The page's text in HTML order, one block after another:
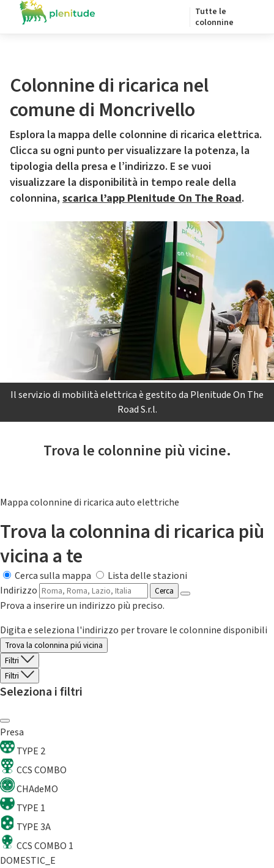
Tutte le
colonnine
Colonnine di ricarica nel
comune di Moncrivello
Esplora la mappa delle colonnine di ricarica elettrica.
Clicca su ogni punto per visualizzare la potenza, la
tipologia della presa e l’indirizzo. E se vuoi
visualizzare la disponibilità in tempo reale della
colonnina, scarica l’app Plenitude On The Road.
Il servizio di mobilità elettrica è gestito da Plenitude On The
Road S.r.l.
Trova le colonnine più vicine.
Mappa colonnine di ricarica auto elettriche
Trova la colonnina di ricarica più
vicina a te
Cerca sulla mappa
Lista delle stazioni
Indirizzo
Cerca
Prova a inserire un indirizzo più preciso.
Digita e seleziona l'indirizzo per trovare le colonnine disponibili
Trova la colonnina piú vicina
Filtri
Filtri
Seleziona i filtri
Presa
TYPE 2
CCS COMBO
CHAdeMO
TYPE 1
TYPE 3A
CCS COMBO 1
DOMESTIC_E